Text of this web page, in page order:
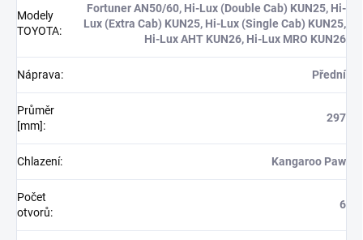
Modely
TOYOTA:
Fortuner AN50/60, Hi-Lux (Double Cab) KUN25, Hi-
Lux (Extra Cab) KUN25, Hi-Lux (Single Cab) KUN25,
Hi-Lux AHT KUN26, Hi-Lux MRO KUN26
Náprava: Přední
Průměr
[mm]:
297
Chlazení: Kangaroo Paw
Počet
otvorů:
6